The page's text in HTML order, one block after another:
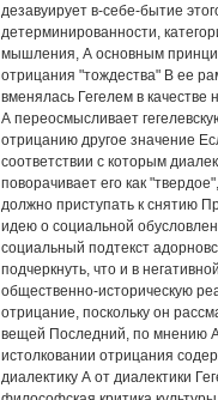
дезавуирует в-себе-бытие
детерминированности,
мышления, А основным
отрицания "тождества" В ее
вменялась Гегелем в
А переосмысливает
отрицанию другое значение
соответствии с которым
поворачивает его как
должно приступать к снятию
идею о социальной
социальный подтекст
подчеркнуть, что и в
общественно-историческую
отрицание, поскольку он
вещей Последний, по мнению
истолковании отрицания
диалектику А от диалектики